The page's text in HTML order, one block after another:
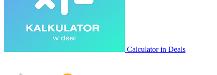
Calculator in Deals